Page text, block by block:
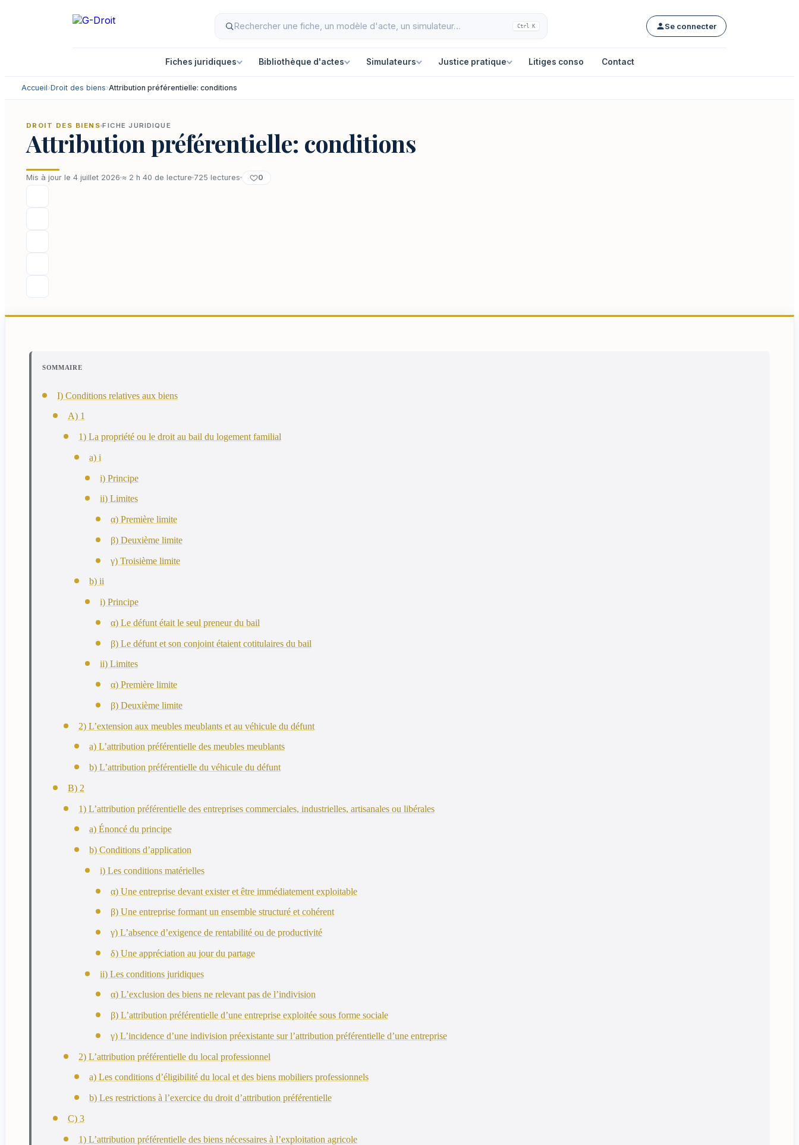
Ctrl K Se connecter
Fiches juridiques Bibliothèque d'actes Simulateurs Justice pratique Litiges conso Contact
Accueil›Droit des biens›Attribution préférentielle: conditions
DROIT DES BIENS FICHE JURIDIQUE
Attribution préférentielle: conditions
Mis à jour le 4 juillet 2026 ≈ 2 h 40 de lecture 725 lectures 0
SOMMAIRE
I) Conditions relatives aux biens
A) 1
1) La propriété ou le droit au bail du logement familial
a) i
i) Principe
ii) Limites
α) Première limite
β) Deuxième limite
γ) Troisième limite
b) ii
i) Principe
α) Le défunt était le seul preneur du bail
β) Le défunt et son conjoint étaient cotitulaires du bail
ii) Limites
α) Première limite
β) Deuxième limite
2) L’extension aux meubles meublants et au véhicule du défunt
a) L’attribution préférentielle des meubles meublants
b) L’attribution préférentielle du véhicule du défunt
B) 2
1) L’attribution préférentielle des entreprises commerciales, industrielles, artisanales ou libérales
a) Énoncé du principe
b) Conditions d’application
i) Les conditions matérielles
α) Une entreprise devant exister et être immédiatement exploitable
β) Une entreprise formant un ensemble structuré et cohérent
γ) L’absence d’exigence de rentabilité ou de productivité
δ) Une appréciation au jour du partage
ii) Les conditions juridiques
α) L’exclusion des biens ne relevant pas de l’indivision
β) L’attribution préférentielle d’une entreprise exploitée sous forme sociale
γ) L’incidence d’une indivision préexistante sur l’attribution préférentielle d’une entreprise
2) L’attribution préférentielle du local professionnel
a) Les conditions d’éligibilité du local et des biens mobiliers professionnels
b) Les restrictions à l’exercice du droit d’attribution préférentielle
C) 3
1) L’attribution préférentielle des biens nécessaires à l’exploitation agricole